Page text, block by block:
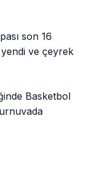
son 16
ve çeyrek
Basketbol